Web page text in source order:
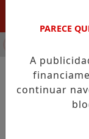
DESTAQUE EM
NOTÍCIAS/
Caixa
PARECE
A
continuar